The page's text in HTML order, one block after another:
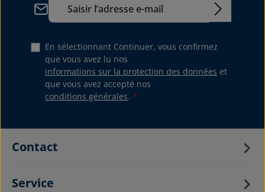
En sélectionnant Continuer, vous confirmez
que vous avez lu nos
informations sur la protection des données et
que vous avez accepté nos
conditions générales. *
Contact
Service